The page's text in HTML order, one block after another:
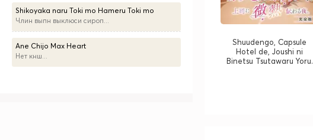
Shuudengo, Capsule
Hotel de, Joushi ni
Binetsu Tsutawaru Yoru.
Shikoyaka naru Toki mo Hameru Toki mo
Члин выпн выклюси сироп...
Ane Chijo Max Heart
Нет кнш...